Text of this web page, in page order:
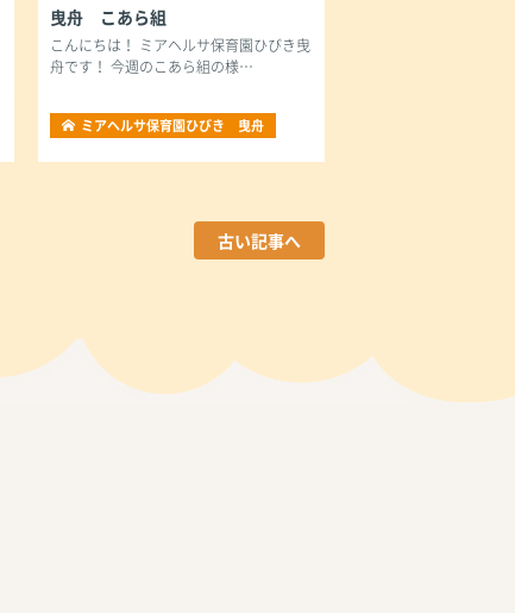
曳舟 こあら組
こんにちは！ ミアヘルサ保育園ひびき曳
舟です！ 今週のこあら組の様…
ミアヘルサ保育園ひびき 曳舟
古い記事へ